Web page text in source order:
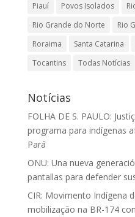
Piauí
Povos Isolados
Rio Grande do Norte
Rio
Roraima
Santa Catarina
Tocantins
Todas Notícias
Notícias
FOLHA DE S. PAULO:
programa para indígenas
Pará
ONU: Una nueva
pantallas para defender
CIR: Movimento Indígena
mobilização na BR-174